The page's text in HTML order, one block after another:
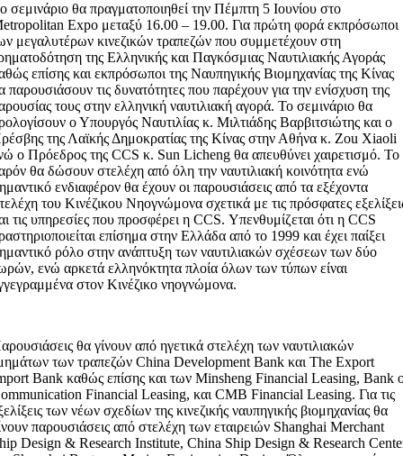
σεμινάριο θα πραγματοποιηθεί την Πέμπτη 5 Ιουνίου στο
Expo μεταξύ 16.00 – 19.00. Για πρώτη φορά εκπρόσωποι
μεγαλυτέρων κινεζικών τραπεζών που συμμετέχουν στη
της Ελληνικής και Παγκόσμιας Ναυτιλιακής Αγοράς
επίσης και εκπρόσωποι της Ναυπηγικής Βιομηχανίας της Κίνας
παρουσιάσουν τις δυνατότητες που παρέχουν για την ενίσχυση της
τους στην ελληνική ναυτιλιακή αγορά. Το σεμινάριο θα
ο Υπουργός Ναυτιλίας κ. Μιλτιάδης Βαρβιτσιώτης και ο
της Λαϊκής Δημοκρατίας της Κίνας στην Αθήνα κ. Zou Xiaoli
o Πρόεδρος της CCS κ. Sun Licheng θα απευθύνει χαιρετισμό. To
θα δώσουν στελέχη από όλη την ναυτιλιακή κοινότητα ενώ
ενδιαφέρον θα έχουν οι παρουσιάσεις από τα εξέχοντα
του Κινέζικου Νηογνώμονα σχετικά με τις πρόσφατες
τις υπηρεσίες που προσφέρει η CCS. Υπενθυμίζεται ότι η CCS
επίσημα στην Ελλάδα από το 1999 και έχει παίξει
ρόλο στην ανάπτυξη των ναυτιλιακών σχέσεων των δύο
ενώ αρκετά ελληνόκτητα πλοία όλων των τύπων είναι
στον Κινέζικο νηογνώμονα.
θα γίνουν από ηγετικά στελέχη των ναυτιλιακών
των τραπεζών China Development Bank και The Export
Bank καθώς επίσης και των Minsheng Financial Leasing, Bank
Financial Leasing, και CMB Financial Leasing. Για τις
των νέων σχεδίων της κινεζικής ναυπηγικής βιομηχανίας θα
παρουσιάσεις από στελέχη των εταιρειών Shanghai Merchant
Design & Research Institute, China Ship Design & Research